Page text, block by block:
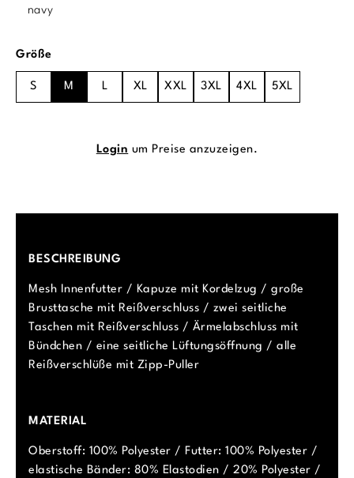
navy
Größeauswählen
S M L XL XXL 3XL 4XL 5XL
Login um Preise anzuzeigen.
BESCHREIBUNG
Mesh Innenfutter / Kapuze mit Kordelzug / große
Brusttasche mit Reißverschluss / zwei seitliche
Taschen mit Reißverschluss / Ärmelabschluss mit
Bündchen / eine seitliche Lüftungsöffnung / alle
Reißverschlüße mit Zipp-Puller
MATERIAL
Oberstoff: 100% Polyester / Futter: 100% Polyester /
elastische Bänder: 80% Elastodien / 20% Polyester /